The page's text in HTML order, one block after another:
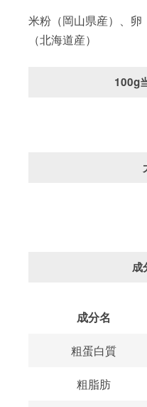
米粉（岡山県産）、
（北海道産）
100g
成
成分名
粗蛋白質
粗脂肪